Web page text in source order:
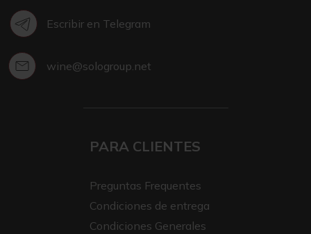
Escribir en Telegram
wine@sologroup.net
PARA CLIENTES
Preguntas Frequentes
Condiciones de entrega
Condiciones Generales